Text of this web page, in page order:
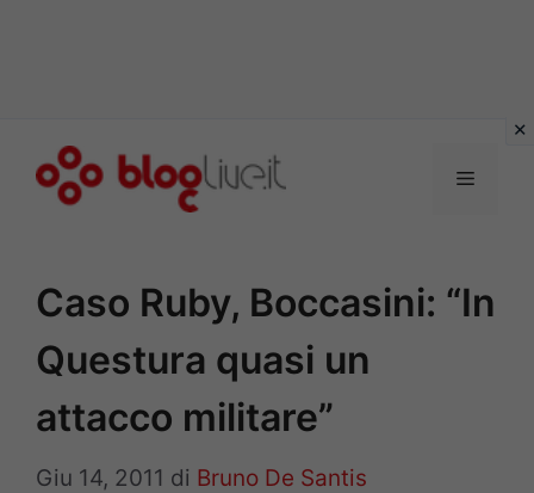
Menu
Caso Ruby, Boccasini: “In
Questura quasi un
attacco militare”
Giu 14, 2011 di Bruno De Santis